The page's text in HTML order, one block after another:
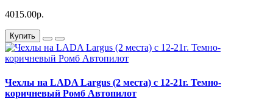
4015.00р.
Купить
Чехлы на LADA Largus (2 места) c 12-21г. Темно-
коричневый Ромб Автопилот